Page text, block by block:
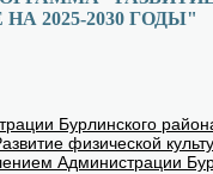
2025-2030 ГОДЫ"
Бур­лин­ско­го
физи­че­ской
Адми­ни­стра­ции